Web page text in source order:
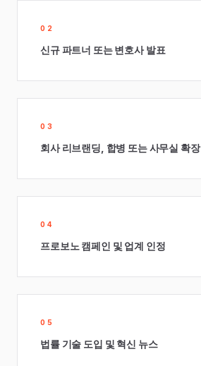
02
신규 파트너 또는 변호사 발표
03
회사 리브랜딩, 합병 또는 사무실 확장
04
프로보노 캠페인 및 업계 인정
05
법률 기술 도입 및 혁신 뉴스